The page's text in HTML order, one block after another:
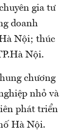
gia tư
doanh
Nội; thúc
Nội.
chương
nhỏ và
phát triển
Hà Nội.